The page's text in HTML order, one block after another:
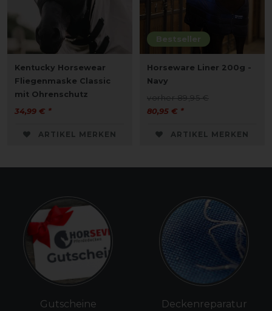
Kentucky Horsewear
Fliegenmaske Classic
mit Ohrenschutz
34,99 € *
ARTIKEL MERKEN
Bestseller
Horseware Liner 200g -
Navy
vorher 89,95 €
80,95 € *
ARTIKEL MERKEN
Gutscheine Deckenreparatur